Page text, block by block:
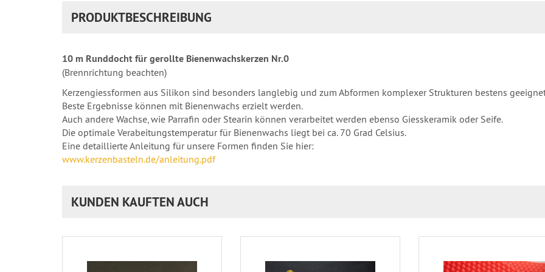
PRODUKTBESCHREIBUNG
10 m Runddocht für gerollte Bienenwachskerzen Nr.0
(Brennrichtung beachten)
Kerzengiessformen aus Silikon sind besonders langlebig und zum Abformen komplexer Strukturen bestens
Beste Ergebnisse können mit Bienenwachs erzielt werden.
Auch andere Wachse, wie Parrafin oder Stearin können verarbeitet werden ebenso Giesskeramik oder Seife.
Die optimale Verabeitungstemperatur für Bienenwachs liegt bei ca. 70 Grad Celsius.
Eine detaillierte Anleitung für unsere Formen finden Sie hier:
www.kerzenbasteln.de/anleitung.pdf
KUNDEN KAUFTEN AUCH